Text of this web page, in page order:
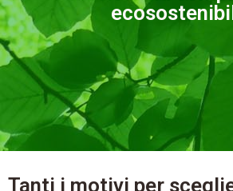
Tanti i motivi per